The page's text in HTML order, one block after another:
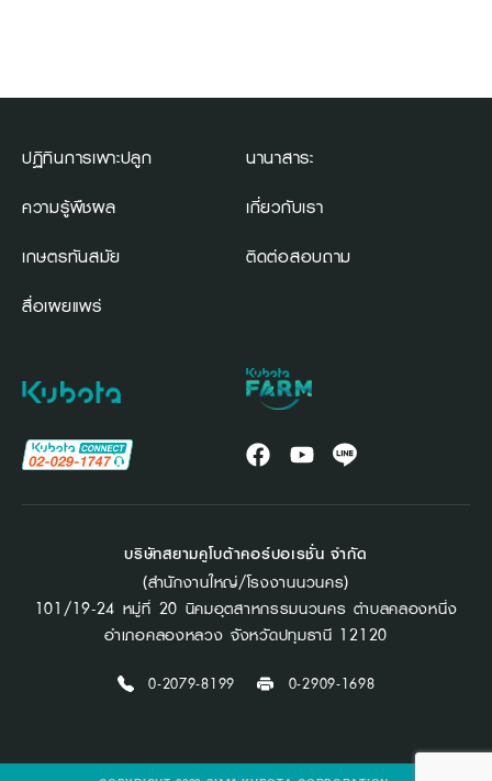
ปฏิทินการเพาะปลูก
ความรู้พืชผล
เกษตรทันสมัย
สื่อเผยแพร่
นานาสาระ
เกี่ยวกับเรา
ติดต่อสอบถาม
บริษัทสยามคูโบต้าคอร์ปอเรชั่น จำกัด
(สำนักงานใหญ่/โรงงานนวนคร)
101/19-24 หมู่ที่ 20 นิคมอุตสาหกรรมนวนคร ตำบลคลองหนึ่ง
อำเภอคลองหลวง จังหวัดปทุมธานี 12120
0-2079-8199 0-2909-1698